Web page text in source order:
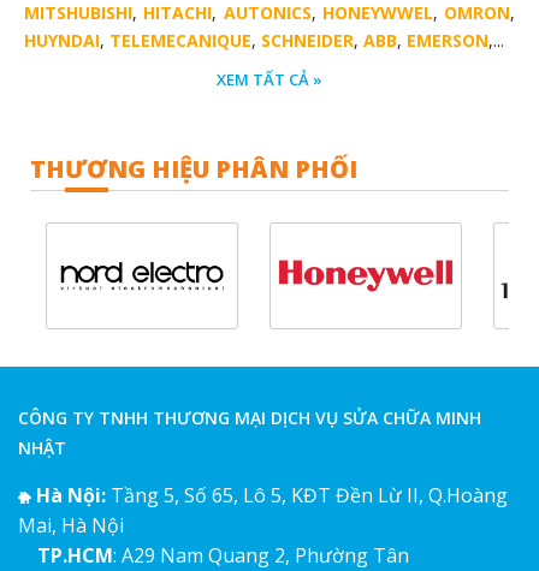
MITSHUBISHI, HITACHI, AUTONICS, HONEYWWEL, OMRON,
HUYNDAI, TELEMECANIQUE, SCHNEIDER, ABB, EMERSON,...
XEM TẤT CẢ »
THƯƠNG HIỆU PHÂN PHỐI
CÔNG TY TNHH THƯƠNG MẠI DỊCH VỤ SỬA CHỮA MINH
NHẬT
Hà Nội: Tầng 5, Số 65, Lô 5, KĐT Đền Lừ II, Q.Hoàng
Mai, Hà Nội
TP.HCM: A29 Nam Quang 2, Phường Tân